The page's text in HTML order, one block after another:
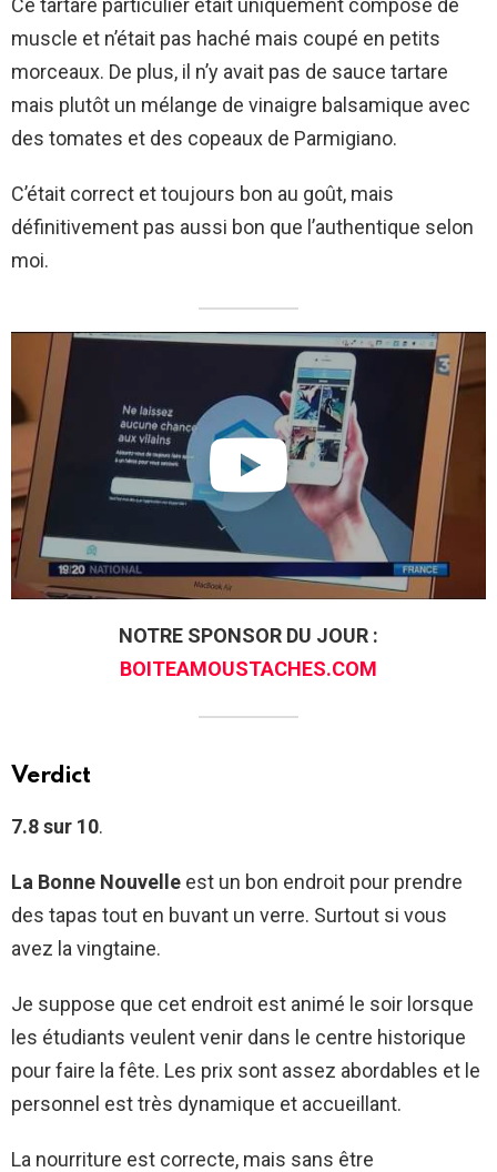
Ce tartare particulier était uniquement composé de
muscle et n’était pas haché mais coupé en petits
morceaux. De plus, il n’y avait pas de sauce tartare
mais plutôt un mélange de vinaigre balsamique avec
des tomates et des copeaux de Parmigiano.
C’était correct et toujours bon au goût, mais
définitivement pas aussi bon que l’authentique selon
moi.
NOTRE SPONSOR DU JOUR :
BOITEAMOUSTACHES.COM
Verdict
7.8 sur 10.
La Bonne Nouvelle est un bon endroit pour prendre
des tapas tout en buvant un verre. Surtout si vous
avez la vingtaine.
Je suppose que cet endroit est animé le soir lorsque
les étudiants veulent venir dans le centre historique
pour faire la fête. Les prix sont assez abordables et le
personnel est très dynamique et accueillant.
La nourriture est correcte, mais sans être